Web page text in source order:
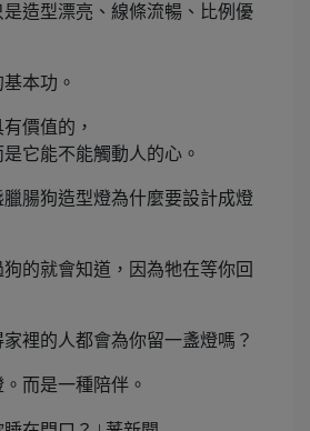
造型漂亮、線條流暢、比例優
本功。
價值的，
它能不能觸動人的心。
腸狗造型燈為什麼要設計成燈
的就會知道，因為牠在等你回
裡的人都會為你留一盞燈嗎？
而是一種陪伴。